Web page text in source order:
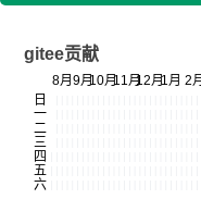
gitee贡献